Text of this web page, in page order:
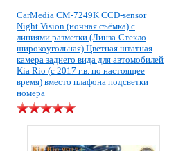
CarMedia CM-7249K CCD-sensor
Night Vision (ночная съёмка) с
линиями разметки (Линза-Стекло
широкоугольная) Цветная штатная
камера заднего вида для автомобилей
Kia Rio (с 2017 г.в. по настоящее
время) вместо плафона подсветки
номера